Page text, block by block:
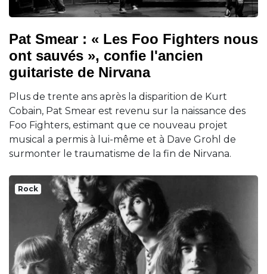
Pat Smear : « Les Foo Fighters nous
ont sauvés », confie l'ancien
guitariste de Nirvana
Plus de trente ans après la disparition de Kurt
Cobain, Pat Smear est revenu sur la naissance des
Foo Fighters, estimant que ce nouveau projet
musical a permis à lui-même et à Dave Grohl de
surmonter le traumatisme de la fin de Nirvana.
Rock